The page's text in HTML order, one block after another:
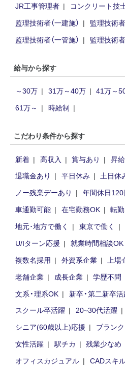
JR工事管理者
コンクリート技
監理技術者（一建施）
監理技術者
監理技術者（一管施）
監理技術者
給与から探す
～30万 31万～40万 41万～
61万～
時給制
こだわり条件から探す
新着 高収入 賞与あり 昇
退職金あり
平日休み 土日休
ノー残業デーあり
年間休日
車通勤可能
在宅勤務OK 転
地元･地方で働く
東京で働く
U/Iターン応援
就業時間相談OK
複数名採用
外資系企業 上場
老舗企業
成長企業 学歴不問
文系・理系OK
新卒・第二新卒
スクール卒活躍
20~30代活躍
シニア(60歳以上)応援
ブラン
女性活躍
駅チカ 残業少なめ
オフィスカジュアル
CADスキ